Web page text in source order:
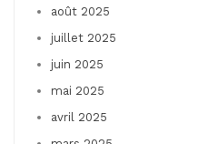
août 2025
juillet 2025
juin 2025
mai 2025
avril 2025